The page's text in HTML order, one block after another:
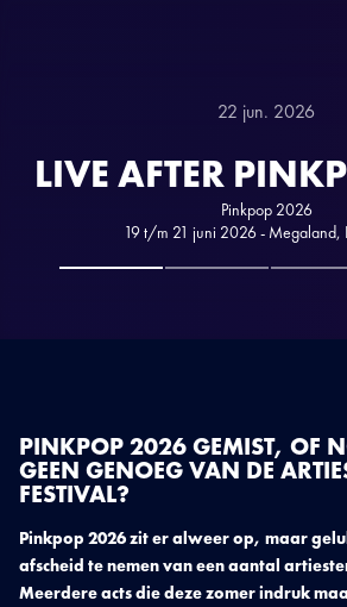
22 jun. 2026
LIVE AFTER
Pinkpop 2026
19 t/m 21 juni 2026 - Megaland,
PINKPOP 2026 GEMIST, OF
GEEN GENOEG VAN DE
FESTIVAL?
Pinkpop 2026 zit er alweer op, maar
afscheid te nemen van een aantal
Meerdere acts die deze zomer indruk